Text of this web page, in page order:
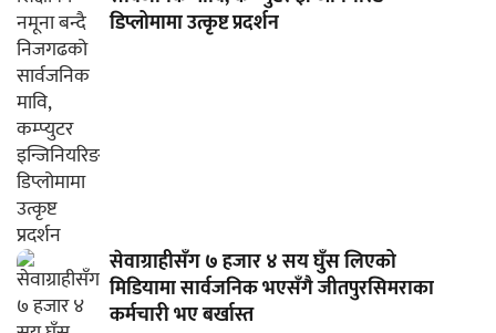
डिप्लोमामा उत्कृष्ट प्रदर्शन
सेवाग्राहीसँग ७ हजार ४ सय घुँस लिएको
मिडियामा सार्वजनिक भएसँगै जीतपुरसिमराका
कर्मचारी भए बर्खास्त